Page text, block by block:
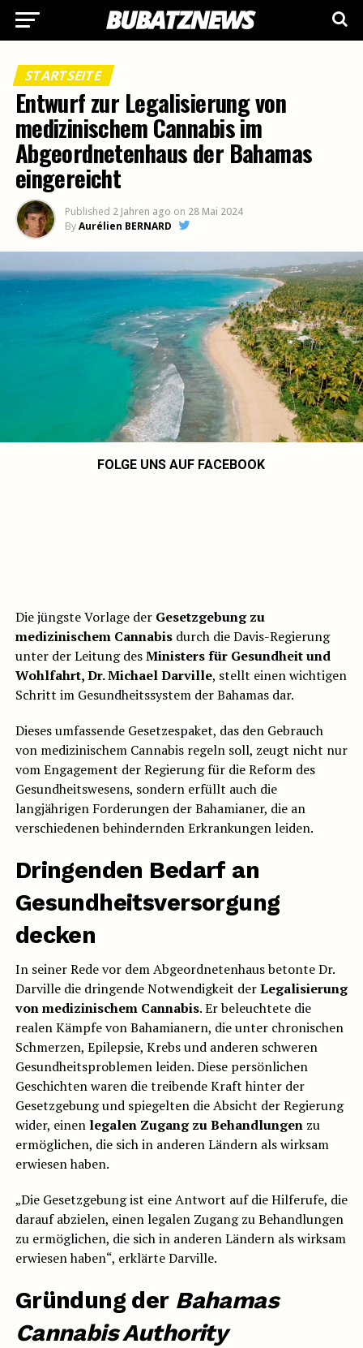
STARTSEITE
Entwurf zur Legalisierung von
medizinischem Cannabis im
Abgeordnetenhaus der Bahamas
eingereicht
Published 2 Jahren ago on 28 Mai 2024
ByAurélien BERNARD
FOLGE UNS AUF FACEBOOK
Die jüngste Vorlage der Gesetzgebung zu
medizinischem Cannabis durch die Davis-Regierung
unter der Leitung desMinisters für Gesundheit und
Wohlfahrt, Dr. Michael Darville, stellt einen wichtigen
Schritt im Gesundheitssystem der Bahamas dar.
Dieses umfassende Gesetzespaket, das den Gebrauch
von medizinischem Cannabis regeln soll, zeugt nicht nur
vom Engagement der Regierung für die Reform des
Gesundheitswesens, sondern erfüllt auch die
langjährigen Forderungen der Bahamianer, die an
verschiedenen behindernden Erkrankungen leiden.
Dringenden Bedarf an
Gesundheitsversorgung
decken
In seiner Rede vor dem Abgeordnetenhaus betonte Dr.
Darville die dringende Notwendigkeit derLegalisierung
von medizinischem Cannabis. Er beleuchtete die
realen Kämpfe von Bahamianern, die unter chronischen
Schmerzen, Epilepsie, Krebs und anderen schweren
Gesundheitsproblemen leiden. Diese persönlichen
Geschichten waren die treibende Kraft hinter der
Gesetzgebung und spiegelten die Absicht der Regierung
wider, einen legalen Zugang zu Behandlungenzu
ermöglichen, die sich in anderen Ländern als wirksam
erwiesen haben.
„Die Gesetzgebung ist eine Antwort auf die Hilferufe, die
darauf abzielen, einen legalen Zugang zu Behandlungen
zu ermöglichen, die sich in anderen Ländern als wirksam
erwiesen haben“, erklärte Darville.
Gründung der Bahamas
Cannabis Authority